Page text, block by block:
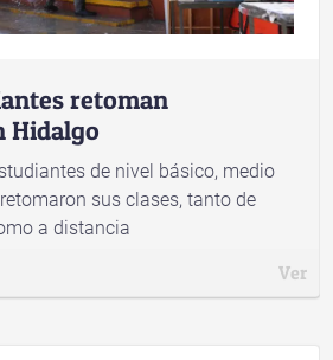
retoman
Hidalgo
de nivel básico, medio
sus clases, tanto de
a distancia
Ver